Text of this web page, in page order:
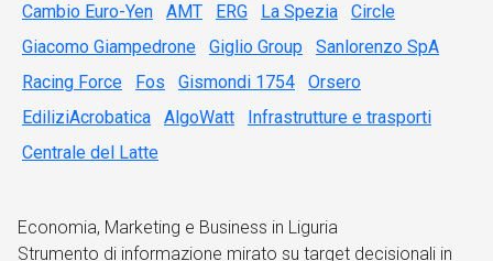
Cambio Euro-Yen
AMT ERG La Spezia
Circle
Giacomo Giampedrone
Giglio Group
Sanlorenzo SpA
Racing Force
Fos Gismondi 1754
Orsero
EdiliziAcrobatica
AlgoWatt
Infrastrutture e trasporti
Centrale del Latte
Economia, Marketing e Business in Liguria
Strumento di informazione mirato su target decisionali in